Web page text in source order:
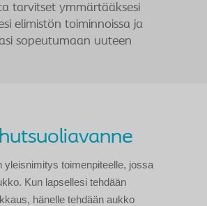
tarvitset ymmärtääksesi
elimistön toiminnoissa ja
sopeutumaan uuteen
yleisnimitys toimenpiteelle, jossa
Kun lapsellesi tehdään
hänelle tehdään aukko